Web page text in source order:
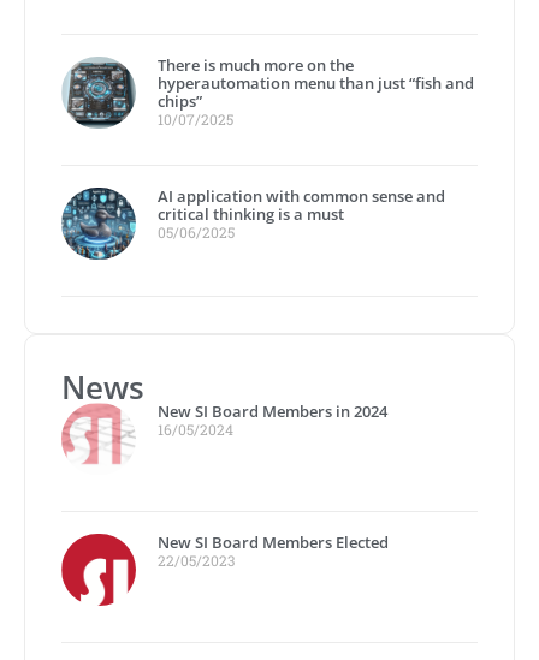
There is much more on the
hyperautomation menu than just “fish and
chips”
10/07/2025
AI application with common sense and
critical thinking is a must
05/06/2025
News
New SI Board Members in 2024
16/05/2024
New SI Board Members Elected
22/05/2023